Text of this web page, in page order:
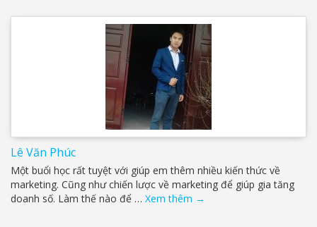
Lê Văn Phúc
Một buổi học rất tuyệt với giúp em thêm nhiều kiến thức về
marketing. Cũng như chiến lược về marketing để giúp gia tăng
doanh số. Làm thế nào để … Xem thêm →